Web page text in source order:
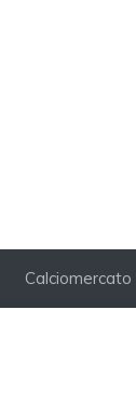
Calciomercato